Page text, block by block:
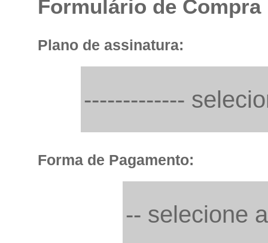
Formulário de Compra
Plano de assinatura:
Forma de Pagamento: